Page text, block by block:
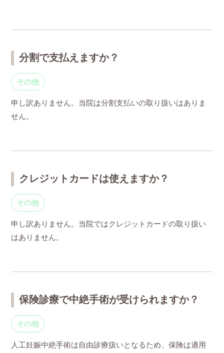
分割で支払えますか？
その他
申し訳ありません。当院は分割支払いの取り扱いはありま
せん。
クレジットカードは使えますか？
その他
申し訳ありません。当院ではクレジットカードの取り扱い
はありません。
保険診療で中絶手術が受けられますか？
その他
人工妊娠中絶手術は自由診療扱いとなるため、保険は適用